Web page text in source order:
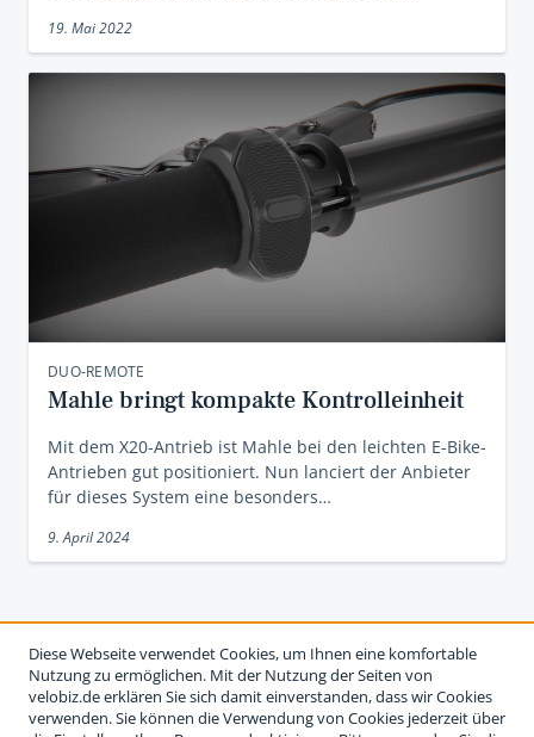
19. Mai 2022
DUO-REMOTE
Mahle bringt kompakte Kontrolleinheit
Mit dem X20-Antrieb ist Mahle bei den leichten E-Bike-
Antrieben gut positioniert. Nun lanciert der Anbieter
für dieses System eine besonders…
9. April 2024
Diese Webseite verwendet Cookies, um Ihnen eine komfortable
Nutzung zu ermöglichen. Mit der Nutzung der Seiten von
velobiz.de erklären Sie sich damit einverstanden, dass wir Cookies
verwenden. Sie können die Verwendung von Cookies jederzeit über